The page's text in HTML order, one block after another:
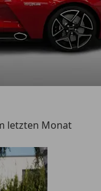
letzten Monat